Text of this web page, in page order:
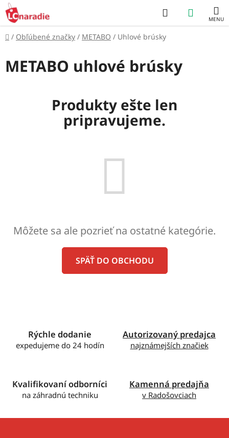
Prejsť
na
obsah
Hľadať
KOŠÍK
Domov
/ Obľúbené značky / METABO / Uhlové brúsky
METABO uhlové brúsky
Produkty ešte len
pripravujeme.
Môžete sa ale pozrieť na ostatné kategórie.
SPÄŤ DO OBCHODU
Rýchle dodanie
expedujeme do 24 hodín
Autorizovaný predajca
najznámejších značiek
Kvalifikovaní odborníci
na záhradnú techniku
Kamenná predajňa
v Radošovciach